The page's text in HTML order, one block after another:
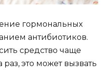
гормональных
антибиотиков.
средство чаще
это может вызвать